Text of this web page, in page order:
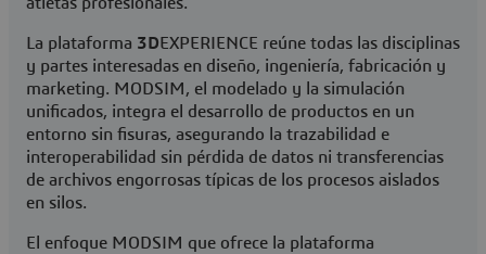
La plataforma 3DEXPERIENCE reúne todas las disciplinas
y partes interesadas en diseño, ingeniería, fabricación y
marketing. MODSIM, el modelado y la simulación
unificados, integra el desarrollo de productos en un
entorno sin fisuras, asegurando la trazabilidad e
interoperabilidad sin pérdida de datos ni transferencias
de archivos engorrosas típicas de los procesos aislados
en silos.
El enfoque MODSIM que ofrece la plataforma